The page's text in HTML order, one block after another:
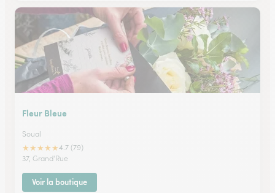
Fleur Bleue
Soual
★★★★★4.7 (79)
37, Grand'Rue
Voir la boutique